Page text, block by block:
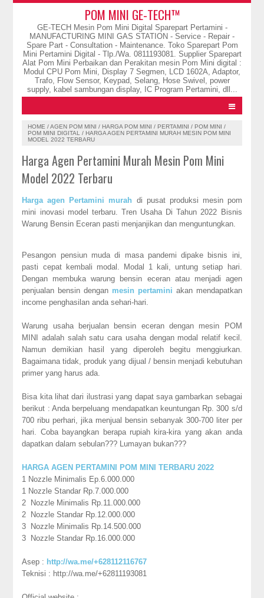
POM MINI GE-TECH™
GE-TECH Mesin Pom Mini Digital Sparepart Pertamini -
MANUFACTURING MINI GAS STATION - Service - Repair -
Spare Part - Consultation - Maintenance. Toko Sparepart Pom
Mini Pertamini Digital - Tlp./Wa. 0811193081. Supplier Sparepart
Alat Pom Mini Perbaikan dan Perakitan mesin Pom Mini digital :
Modul CPU Pom Mini, Display 7 Segmen, LCD 1602A, Adaptor,
Trafo, Flow Sensor, Keypad, Selang, Hose Swivel, power
supply, kabel sambungan display, IC Program Pertamini, dll...
HOME /AGEN POM MINI /HARGA POM MINI /PERTAMINI /POM MINI /
POM MINI DIGITAL
/HARGA AGEN PERTAMINI MURAH MESIN POM MINI
MODEL 2022 TERBARU
Harga Agen Pertamini Murah Mesin Pom Mini
Model 2022 Terbaru
Harga agen Pertamini murah di pusat produksi mesin pom
mini inovasi model terbaru. Tren Usaha Di Tahun 2022 Bisnis
Warung Bensin Eceran pasti menjanjikan dan menguntungkan.
Pesangon pensiun muda di masa pandemi dipake bisnis ini,
pasti cepat kembali modal. Modal 1 kali, untung setiap hari.
Dengan membuka warung bensin eceran atau menjadi agen
penjualan bensin dengan mesin pertamini akan mendapatkan
income penghasilan anda sehari-hari.
Warung usaha berjualan bensin eceran dengan mesin POM
MINI adalah salah satu cara usaha dengan modal relatif kecil.
Namun demikian hasil yang diperoleh begitu menggiurkan.
Bagaimana tidak, produk yang dijual / bensin menjadi kebutuhan
primer yang harus ada.
Bisa kita lihat dari ilustrasi yang dapat saya gambarkan sebagai
berikut : Anda berpeluang mendapatkan keuntungan Rp. 300 s/d
700 ribu perhari, jika menjual bensin sebanyak 300-700 liter per
hari. Coba bayangkan berapa rupiah kira-kira yang akan anda
dapatkan dalam sebulan??? Lumayan bukan???
HARGA AGEN PERTAMINI POM MINI TERBARU 2022
1 Nozzle Minimalis Ep.6.000.000
1 Nozzle Standar Rp.7.000.000
2 Nozzle Minimalis Rp.11.000.000
2 Nozzle Standar Rp.12.000.000
3 Nozzle Minimalis Rp.14.500.000
3 Nozzle Standar Rp.16.000.000
Asep : http://wa.me/+628112116767
Teknisi : http://wa.me/+62811193081